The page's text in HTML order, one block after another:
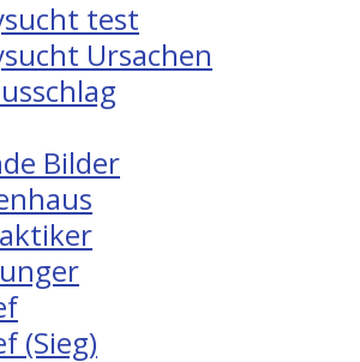
test
Ursachen
Bilder
(Sieg)